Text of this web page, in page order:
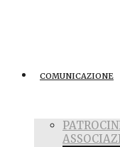
COMUNICAZIONE